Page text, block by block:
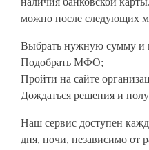
можно после следующих
Выбрать нужную сумму и
Подобрать МФО;
Пройти на сайте
Дождаться решения и
Наш сервис доступен
дня, ночи, независимо от